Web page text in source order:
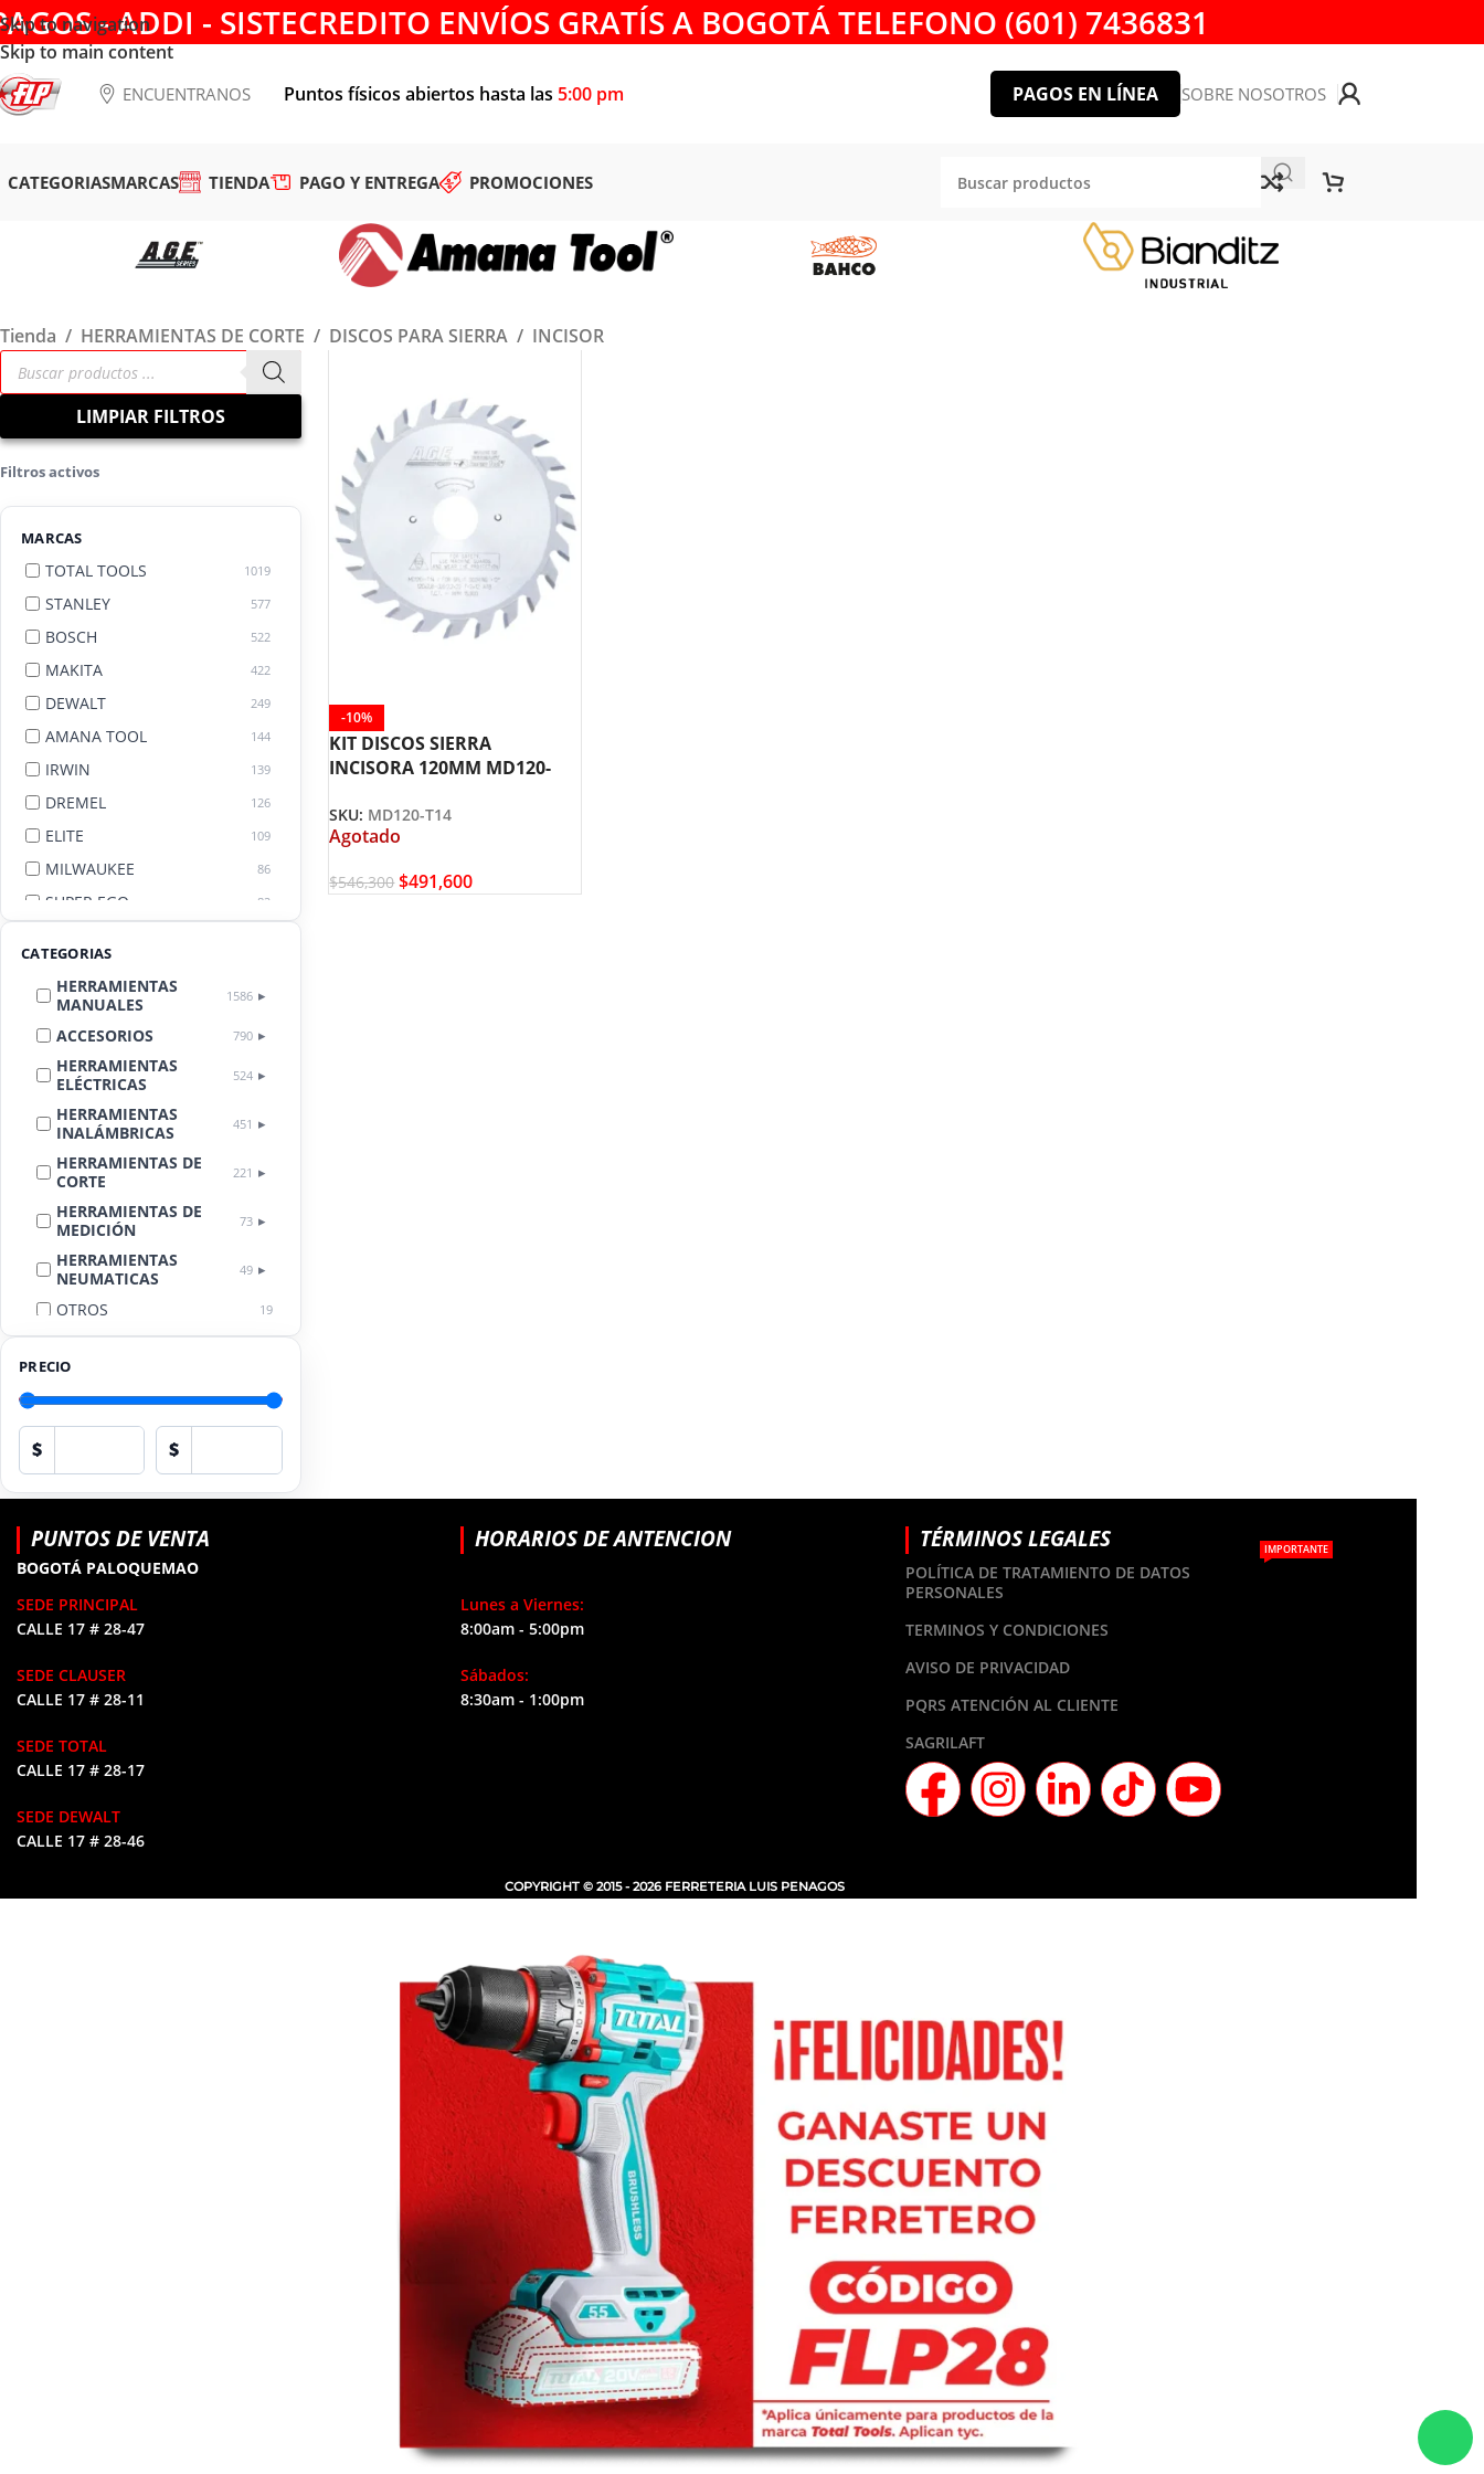
Skip to navigation
Skip to main content
- ADDI - SISTECREDITO ENVÍOS GRATÍS A BOGOTÁ TELEFONO (601) 7436831
ENCUENTRANOS Puntos físicos abiertos hasta las 5:00 pm PAGOS EN LÍNEA SOBRE NOSOTROS
CATEGORIASMARCAS TIENDA PAGO Y ENTREGA PROMOCIONES
Tienda / HERRAMIENTAS DE CORTE / DISCOS PARA SIERRA / INCISOR
LIMPIAR FILTROS
Filtros activos
MARCAS
TOTAL TOOLS 1019
STANLEY 577
BOSCH 522
MAKITA 422
DEWALT 249
AMANA TOOL 144
IRWIN 139
DREMEL 126
ELITE 109
MILWAUKEE 86
SUPER EGO 82
CATEGORIAS
HERRAMIENTAS
MANUALES
1586
ACCESORIOS 790
HERRAMIENTAS
ELÉCTRICAS
524
HERRAMIENTAS
INALÁMBRICAS
451
HERRAMIENTAS DE
CORTE
221
HERRAMIENTAS DE
MEDICIÓN
73
HERRAMIENTAS
NEUMATICAS
49
OTROS 19
LIMPIEZA
AUTOMOTRIZ
PROTECCIÓN
PERSONAL
17
HERRAMIENTAS
HIDRÁULICAS
HERRAMIENTAS DE
PRECIO
$ $
-10%
KIT DISCOS SIERRA
INCISORA 120MM MD120-
SKU: MD120-T14
Agotado
$546,300 $491,600
PUNTOS DE VENTA
BOGOTÁ PALOQUEMAO
SEDE PRINCIPAL
CALLE 17 # 28-47
SEDE CLAUSER
CALLE 17 # 28-11
SEDE TOTAL
CALLE 17 # 28-17
SEDE DEWALT
CALLE 17 # 28-46
HORARIOS DE ANTENCION
Lunes a Viernes:
8:00am - 5:00pm
Sábados:
8:30am - 1:00pm
TÉRMINOS LEGALES
POLÍTICA DE TRATAMIENTO DE DATOS
PERSONALES
IMPORTANTE
TERMINOS Y CONDICIONES
AVISO DE PRIVACIDAD
PQRS ATENCIÓN AL CLIENTE
SAGRILAFT
COPYRIGHT © 2015 - 2026 FERRETERIA LUIS PENAGOS